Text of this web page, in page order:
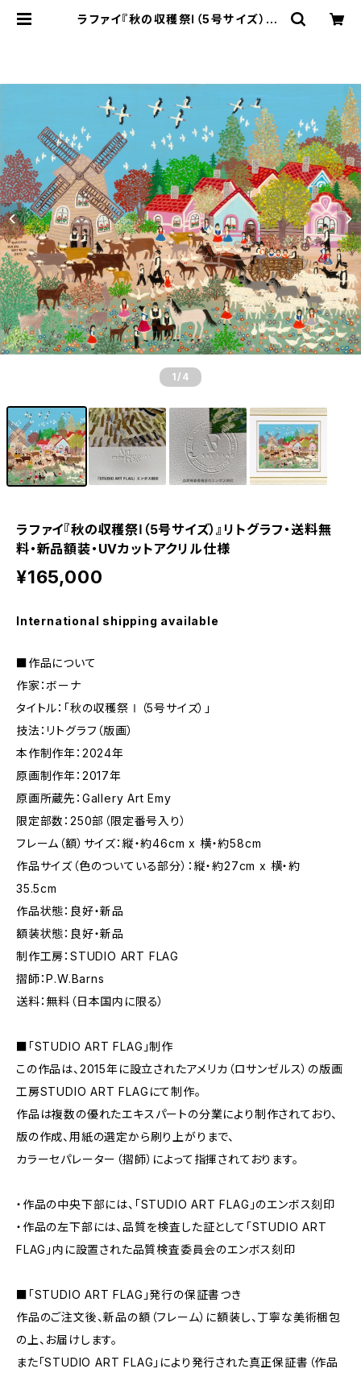
ラファイ『秋の収穫祭Ⅰ（5号サイズ）』リ
1 /4
ラファイ『秋の収穫祭Ⅰ（5号サイズ）』リトグラフ・送料無
料・新品額装・UVカットアクリル仕様
¥165,000
International shipping available
■作品について
作家：ボーナ
タイトル：「秋の収穫祭Ⅰ（5号サイズ）」
技法：リトグラフ（版画）
本作制作年：2024年
原画制作年：2017年
原画所蔵先：Gallery Art Emy
限定部数：250部（限定番号入り）
フレーム（額）サイズ：縦・約46cm x 横・約58cm
作品サイズ（色のついている部分）：縦・約27cm x 横・約
35.5cm
作品状態：良好・新品
額装状態：良好・新品
制作工房：STUDIO ART FLAG
摺師：P.W.Barns
送料：無料（日本国内に限る）
■「STUDIO ART FLAG」制作
この作品は、2015年に設立されたアメリカ（ロサンゼルス）の版画
工房STUDIO ART FLAGにて制作。
作品は複数の優れたエキスパートの分業により制作されており、
版の作成、用紙の選定から刷り上がりまで、
カラーセパレーター（摺師）によって指揮されております。
・作品の中央下部には、「STUDIO ART FLAG」のエンボス刻印
・作品の左下部には、品質を検査した証として「STUDIO ART
FLAG」内に設置された品質検査委員会のエンボス刻印
■「STUDIO ART FLAG」発行の保証書つき
作品のご注文後、新品の額（フレーム）に額装し、丁寧な美術梱包
の上、お届けします。
また「STUDIO ART FLAG」により発行された真正保証書（作品